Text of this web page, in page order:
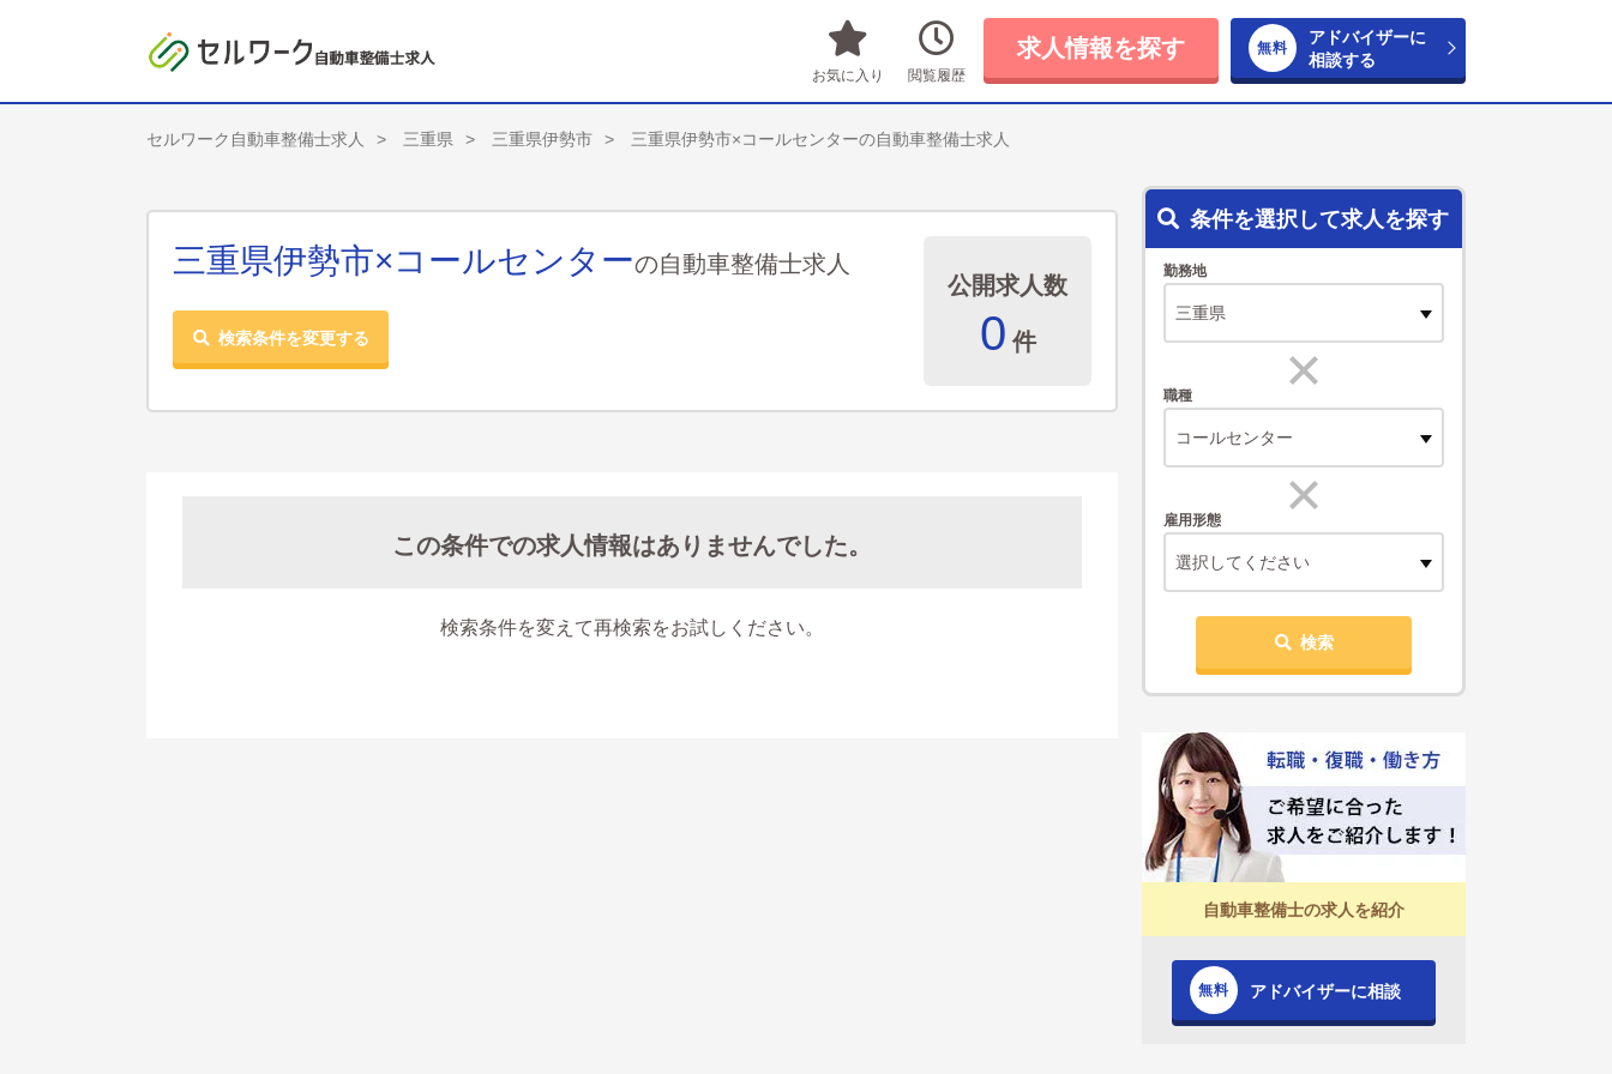
お気に入り 閲覧履歴
求人情報を探す
アドバイザーに
相談する
セルワーク自動車整備士求人 三重県 三重県伊勢市 三重県伊勢市×コールセンターの自動車整備士求人
三重県伊勢市×コールセンターの自動車整備士求人
検索条件を変更する
公開求人数
0 件
この条件での求人情報はありませんでした。
検索条件を変えて再検索をお試しください。
条件を選択して求人を探す
勤務地
職種
コールセンター
雇用形態
選択してください
検索
自動車整備士の求人を紹介
アドバイザーに相談